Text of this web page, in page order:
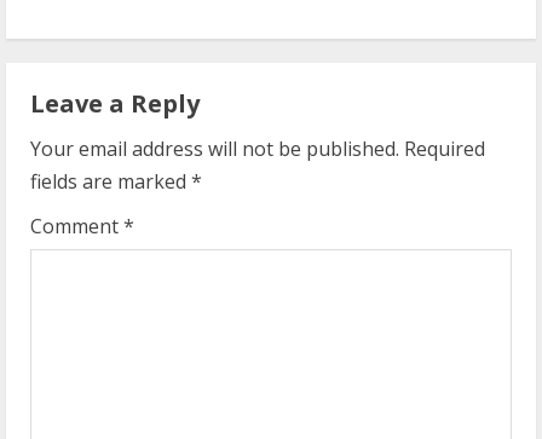
u
e
R
Leave a Reply
Your email address will not be published. Required
fields are marked *
Comment*